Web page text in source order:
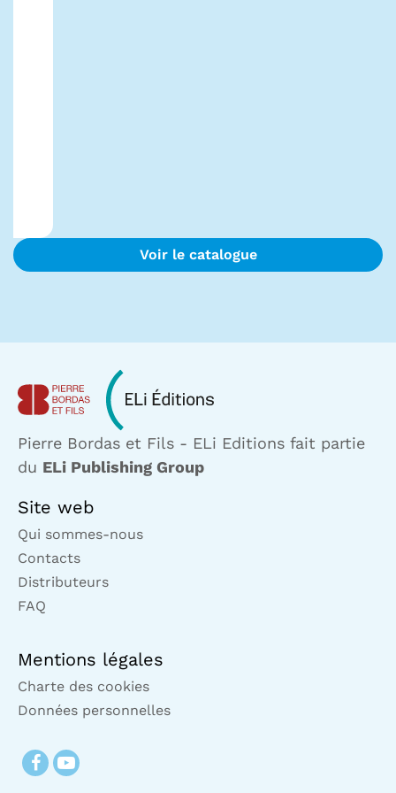
Voir le catalogue
Pierre Bordas et Fils - ELi Editions fait partie
du ELi Publishing Group
Site web
Qui sommes-nous
Contacts
Distributeurs
FAQ
Mentions légales
Charte des cookies
Données personnelles